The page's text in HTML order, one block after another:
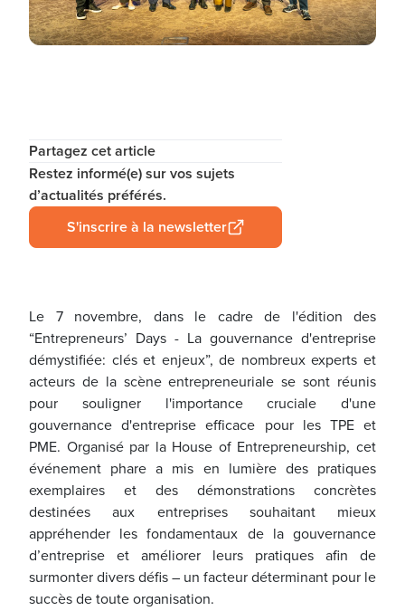
Partagez cet article
Restez informé(e) sur vos sujets
d’actualités préférés.
S'inscrire à la newsletter
Le 7 novembre, dans le cadre de l'édition des
“Entrepreneurs’ Days - La gouvernance d'entreprise
démystifiée: clés et enjeux”, de nombreux experts et
acteurs de la scène entrepreneuriale se sont réunis
pour souligner l'importance cruciale d'une
gouvernance d'entreprise efficace pour les TPE et
PME. Organisé par la House of Entrepreneurship, cet
événement phare a mis en lumière des pratiques
exemplaires et des démonstrations concrètes
destinées aux entreprises souhaitant mieux
appréhender les fondamentaux de la gouvernance
d’entreprise et améliorer leurs pratiques afin de
surmonter divers défis – un facteur déterminant pour le
succès de toute organisation.